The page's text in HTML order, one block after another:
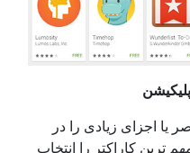
یا اجزای زیادی را در
ترین کاراکتر را انتخاب